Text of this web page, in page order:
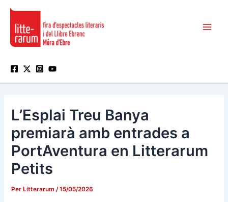
Vés
contingut
L’Esplai Treu Banya
premiarà amb entrades a
PortAventura en Litterarum
Petits
Per Litterarum/15/05/2026